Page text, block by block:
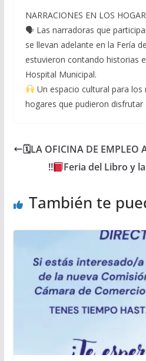
NARRACIONES EN LOS
🗣 Las narradoras que
se llevan adelante en la Fería
estuvieron contando historias
Hospital Municipal.
Un espacio cultural para los
hogares que pudieron
🗓LA OFICINA DE EMPLEO
‼
Feria del Libro y
También te